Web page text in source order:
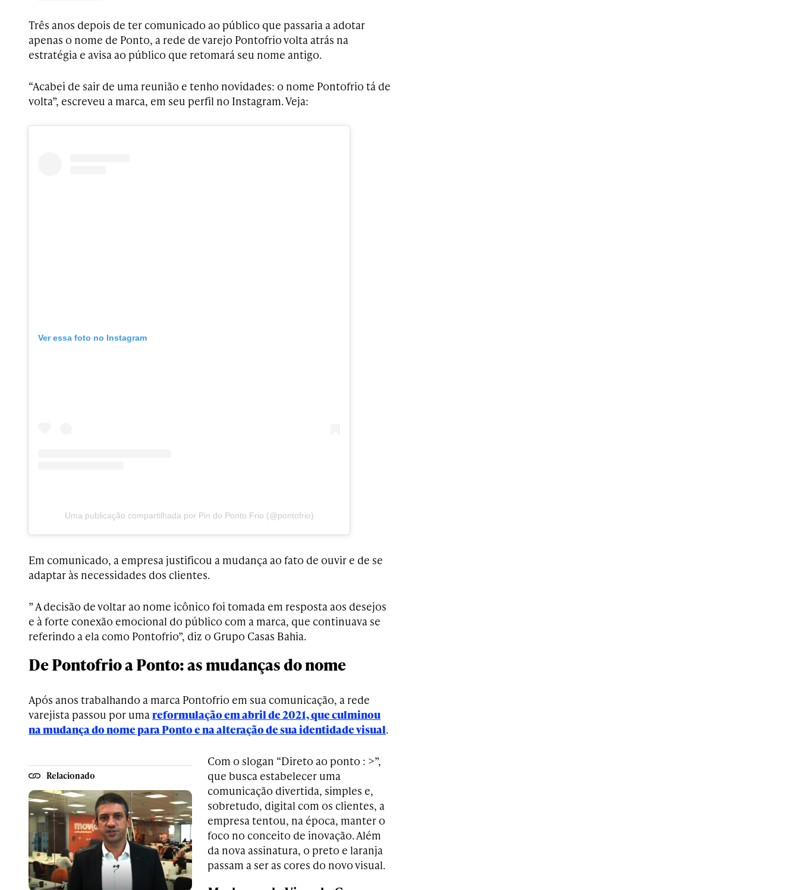
Três anos depois de ter comunicado ao público que passaria a adotar
apenas o nome de Ponto, a rede de varejo Pontofrio volta atrás na
estratégia e avisa ao público que retomará seu nome antigo.
“Acabei de sair de uma reunião e tenho novidades: o nome Pontofrio tá de
volta”, escreveu a marca, em seu perfil no Instagram. Veja:
Ver essa foto no Instagram
Uma publicação compartilhada por Pin do Ponto Frio (@pontofrio)
Em comunicado, a empresa justificou a mudança ao fato de ouvir e de se
adaptar às necessidades dos clientes.
” A decisão de voltar ao nome icônico foi tomada em resposta aos desejos
e à forte conexão emocional do público com a marca, que continuava se
referindo a ela como Pontofrio”, diz o Grupo Casas Bahia.
De Pontofrio a Ponto: as mudanças do nome
Após anos trabalhando a marca Pontofrio em sua comunicação, a rede
varejista passou por uma reformulação em abril de 2021, que culminou
na mudança do nome para Ponto e na alteração de sua identidade visual.
Relacionado
Com o slogan “Direto ao ponto : >”,
que busca estabelecer uma
comunicação divertida, simples e,
sobretudo, digital com os clientes, a
empresa tentou, na época, manter o
foco no conceito de inovação. Além
da nova assinatura, o preto e laranja
passam a ser as cores do novo visual.